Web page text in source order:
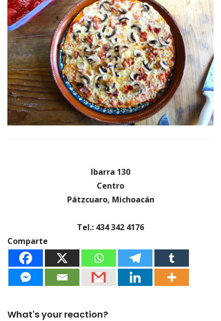
Ibarra 130
Centro
Pátzcuaro, Michoacán
Tel.: 434 342 4176
Comparte
What's your reaction?